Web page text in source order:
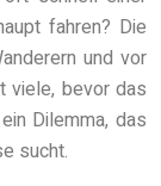
fahren? Die
und vor
viele, bevor das
Dilemma, das
sucht.